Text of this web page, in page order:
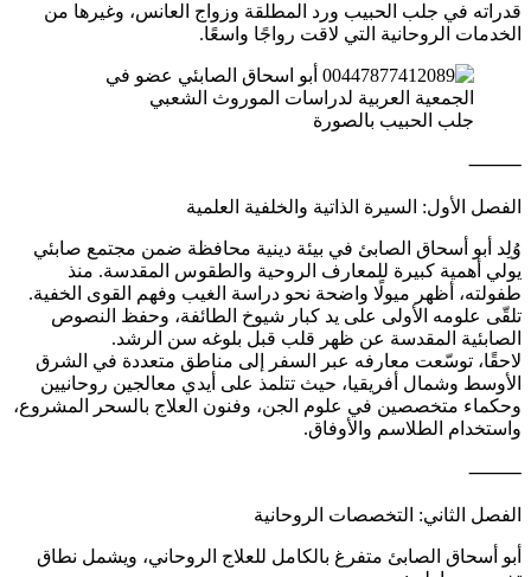
قدراته في جلب الحبيب ورد المطلقة وزواج العانس، وغيرها من
الخدمات الروحانية التي لاقت رواجًا واسعًا.
جلب الحبيب بالصورة
⸻
الفصل الأول: السيرة الذاتية والخلفية العلمية
وُلِد أبو أسحاق الصابئ في بيئة دينية محافظة ضمن مجتمع صابئي
يولي أهمية كبيرة للمعارف الروحية والطقوس المقدسة. منذ
طفولته، أظهر ميولًا واضحة نحو دراسة الغيب وفهم القوى الخفية.
تلقّى علومه الأولى على يد كبار شيوخ الطائفة، وحفظ النصوص
الصابئية المقدسة عن ظهر قلب قبل بلوغه سن الرشد.
لاحقًا، توسّعت معارفه عبر السفر إلى مناطق متعددة في الشرق
الأوسط وشمال أفريقيا، حيث تتلمذ على أيدي معالجين روحانيين
وحكماء متخصصين في علوم الجن، وفنون العلاج بالسحر المشروع،
واستخدام الطلاسم والأوفاق.
⸻
الفصل الثاني: التخصصات الروحانية
أبو أسحاق الصابئ متفرغ بالكامل للعلاج الروحاني، ويشمل نطاق